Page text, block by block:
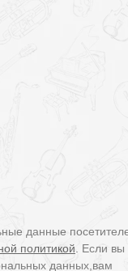
данные
политикой . Если
данных,вам